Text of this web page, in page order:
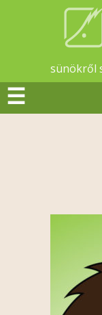
sünökről
☰